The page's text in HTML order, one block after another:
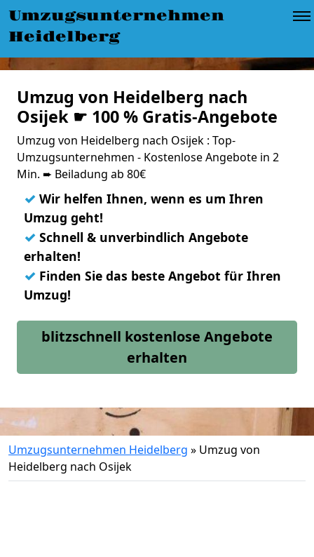
Umzugsunternehmen
Heidelberg
Umzug von Heidelberg nach
Osijek ☛ 100 % Gratis-Angebote
Umzug von Heidelberg nach Osijek : Top-
Umzugsunternehmen - Kostenlose Angebote in 2
Min. ➨ Beiladung ab 80€
✓ Wir helfen Ihnen, wenn es um Ihren
Umzug geht!
✓ Schnell & unverbindlich Angebote
erhalten!
✓ Finden Sie das beste Angebot für Ihren
Umzug!
blitzschnell kostenlose Angebote
erhalten
Umzugsunternehmen Heidelberg » Umzug von
Heidelberg nach Osijek